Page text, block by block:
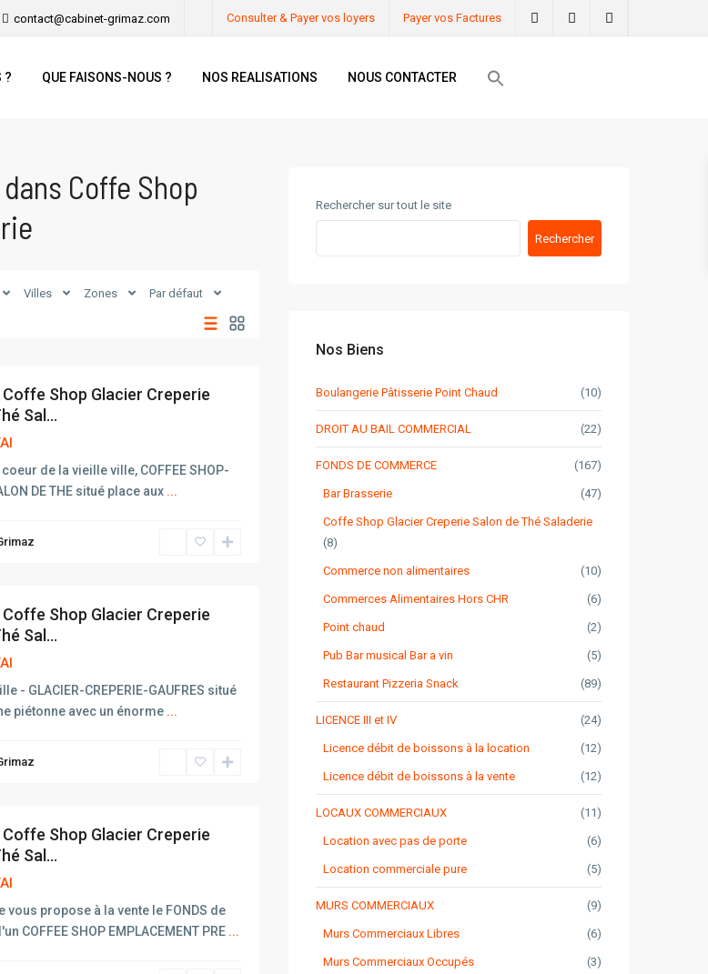
contact@cabinet-grimaz.com Consulter & Payer vos loyers Payer vos Factures
? QUE FAISONS-NOUS ? NOS REALISATIONS NOUS CONTACTER
Coffe Shop
Villes Zones Par défaut
Coffe Shop Glacier Creperie
Sal...
coeur de la vieille ville, COFFEE SHOP-
DE THE situé place aux ...
Coffe Shop Glacier Creperie
Sal...
- GLACIER-CREPERIE-GAUFRES situé
piétonne avec un énorme ...
Coffe Shop Glacier Creperie
Sal...
vous propose à la vente le FONDS de
COFFEE SHOP EMPLACEMENT PRE ...
Rechercher sur tout le site
Rechercher
Nos Biens
Boulangerie Pâtisserie Point Chaud (10)
DROIT AU BAIL COMMERCIAL (22)
FONDS DE COMMERCE (167)
Bar Brasserie (47)
Coffe Shop Glacier Creperie Salon de Thé Saladerie
(8)
Commerce non alimentaires (10)
Commerces Alimentaires Hors CHR (6)
Point chaud (2)
Pub Bar musical Bar a vin (5)
Restaurant Pizzeria Snack (89)
LICENCE III et IV (24)
Licence débit de boissons à la location (12)
Licence débit de boissons à la vente (12)
LOCAUX COMMERCIAUX (11)
Location avec pas de porte (6)
Location commerciale pure (5)
MURS COMMERCIAUX (9)
Murs Commerciaux Libres (6)
Murs Commerciaux Occupés (3)